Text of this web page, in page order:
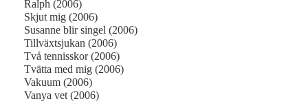
Ralph (2006)
Skjut mig (2006)
Susanne blir singel (2006)
Tillväxtsjukan (2006)
Två tennisskor (2006)
Tvätta med mig (2006)
Vakuum (2006)
Vanya vet (2006)